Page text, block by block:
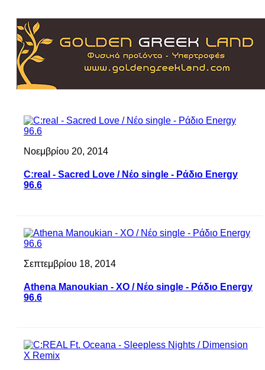
Νοεμβρίου 20, 2014
C:real - Sacred Love / Νέο single - Ράδιο Energy
96.6
Σεπτεμβρίου 18, 2014
Athena Manoukian - XO / Νέο single - Ράδιο Energy
96.6